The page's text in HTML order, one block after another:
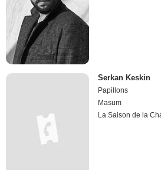
Serkan Keskin
Papillons
Masum
La Saison de la